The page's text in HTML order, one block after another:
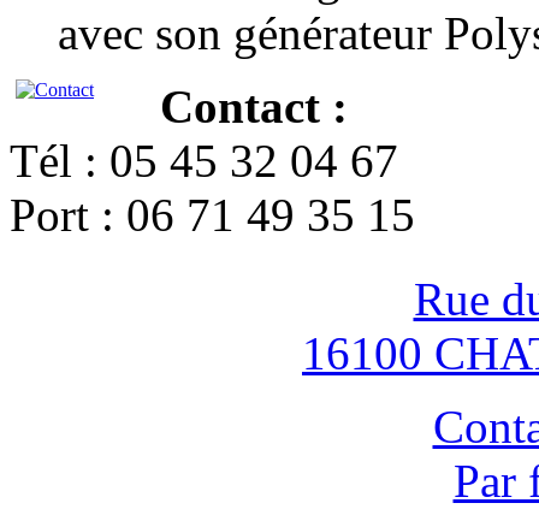
avec son générateur
Contact :
Tél : 05 45 32 04 67
Port : 06 71 49 35 15
Rue
16100
Par